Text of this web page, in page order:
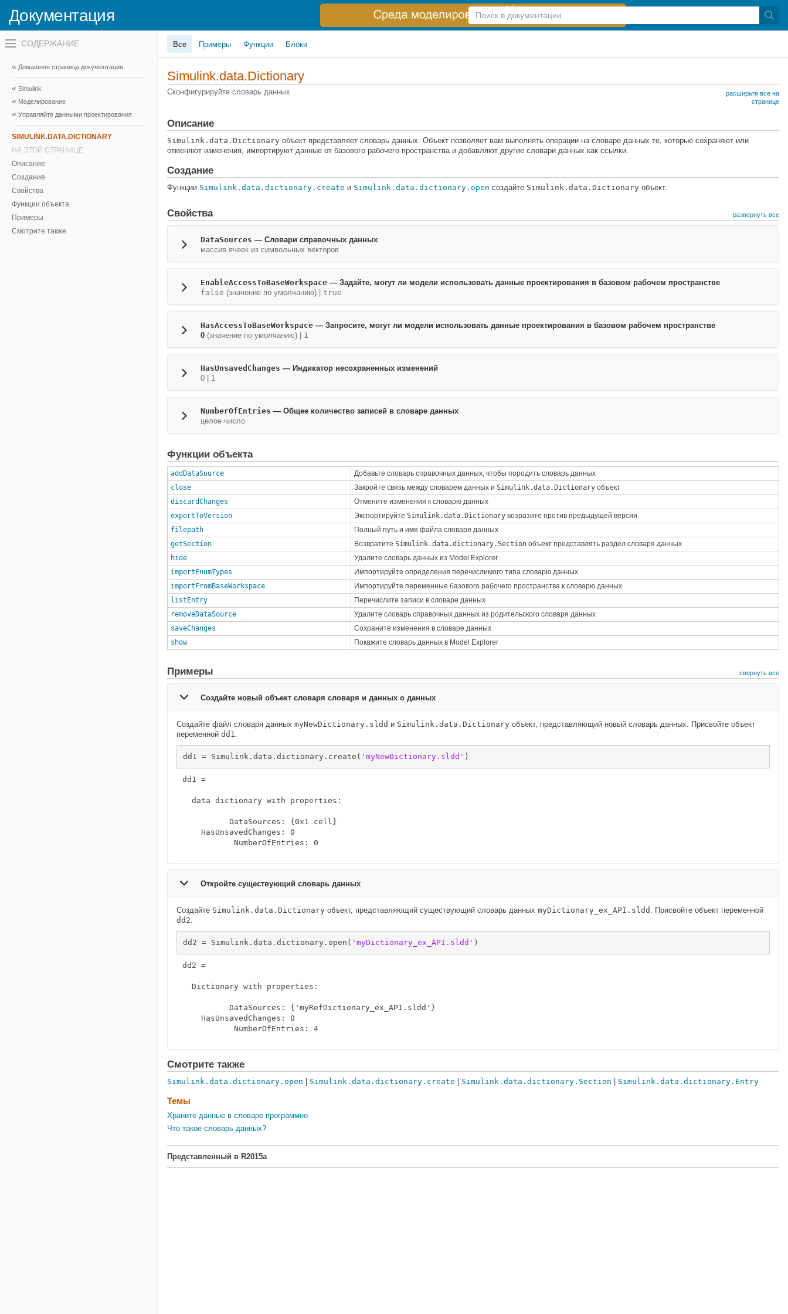
Документация
Справка
по
Переключатель
навигационного
вне
холста
навигационного
меню
холста
Домашняя страница документации
Simulink
Моделирование
Управляйте данными проектирования
SIMULINK.DATA.DICTIONARY
НА ЭТОЙ СТРАНИЦЕ
Описание
Создание
Свойства
Функции объекта
Примеры
Смотрите также
Все Примеры Функции Блоки
Simulink.data.Dictionary
Сконфигурируйте словарь данных
расширьте все на
странице
Описание
Simulink.data.Dictionary объект представляет словарь данных. Объект позволяет вам выполнять операции на словаре данных те, которые сохраняют или
отменяют изменения, импортируют данные от базового рабочего пространства и добавляют другие словари данных как ссылки.
Создание
Функции Simulink.data.dictionary.create и Simulink.data.dictionary.open создайте Simulink.data.Dictionary объект.
Свойства развернуть все
DataSources — Словари справочных данных
массив ячеек из символьных векторов
EnableAccessToBaseWorkspace — Задайте, могут ли модели использовать данные проектирования в базовом рабочем пространстве
false (значение по умолчанию) | true
HasAccessToBaseWorkspace — Запросите, могут ли модели использовать данные проектирования в базовом рабочем пространстве
0 (значение по умолчанию) | 1
HasUnsavedChanges — Индикатор несохраненных изменений
0 | 1
NumberOfEntries — Общее количество записей в словаре данных
целое число
Функции объекта
addDataSource
Добавьте словарь справочных данных, чтобы породить словарь данных
close
Закройте связь между словарем данных и Simulink.data.Dictionary объект
discardChanges
Отмените изменения к словарю данных
exportToVersion
Экспортируйте Simulink.data.Dictionary возразите против предыдущей версии
filepath
Полный путь и имя файла словаря данных
getSection
Возвратите Simulink.data.dictionary.Section объект представлять раздел словаря данных
hide
Удалите словарь данных из Model Explorer
importEnumTypes
Импортируйте определения перечислимого типа словарю данных
importFromBaseWorkspace
Импортируйте переменные базового рабочего пространства к словарю данных
listEntry
Перечислите записи в словаре данных
removeDataSource
Удалите словарь справочных данных из родительского словаря данных
saveChanges
Сохраните изменения в словаре данных
show
Покажите словарь данных в Model Explorer
Примеры свернуть все
Создайте новый объект словаря словаря и данных о данных
Создайте файл словаря данных myNewDictionary.sldd и Simulink.data.Dictionary объект, представляющий новый словарь данных. Присвойте объект
переменной dd1.
dd1 = Simulink.data.dictionary.create( 'myNewDictionary.sldd' )
dd1 =
  data dictionary with properties:
          DataSources: {0x1 cell}
    HasUnsavedChanges: 0
           NumberOfEntries: 0
Откройте существующий словарь данных
Создайте Simulink.data.Dictionary объект, представляющий существующий словарь данных myDictionary_ex_API.sldd . Присвойте объект переменной
dd2.
dd2 = Simulink.data.dictionary.open( 'myDictionary_ex_API.sldd' )
dd2 =
  Dictionary with properties:
          DataSources: {'myRefDictionary_ex_API.sldd'}
    HasUnsavedChanges: 0
           NumberOfEntries: 4
Смотрите также
Simulink.data.dictionary.open Simulink.data.dictionary.create Simulink.data.dictionary.Section Simulink.data.dictionary.Entry
Темы
Храните данные в словаре программно
Что такое словарь данных?
Представленный в R2015a